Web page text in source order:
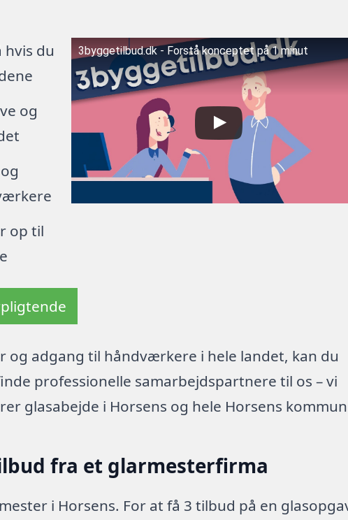
hvis du
og
op til
3byggetilbud.dk - Forstå konceptet på 1 minut
og adgang til håndværkere i hele landet, kan du
professionelle samarbejdspartnere til os – vi
glasabejde i Horsens og hele Horsens
fra et glarmesterfirma
i Horsens. For at få 3 tilbud på en